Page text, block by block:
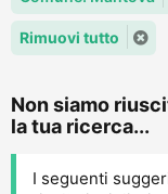
Rimuovi tutto
Non siamo
la tua ricerca...
I seguenti